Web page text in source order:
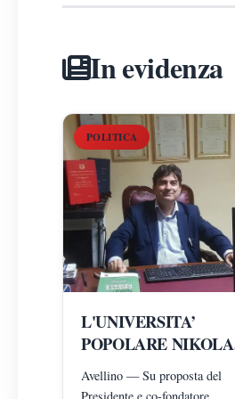
In evidenza
POLITICA
L'UNIVERSITA’
POPOLARE NIKOLA
TESLA NOMINA
ARNALDO GADOLA
Avellino — Su proposta del
Presidente e co-fondatore